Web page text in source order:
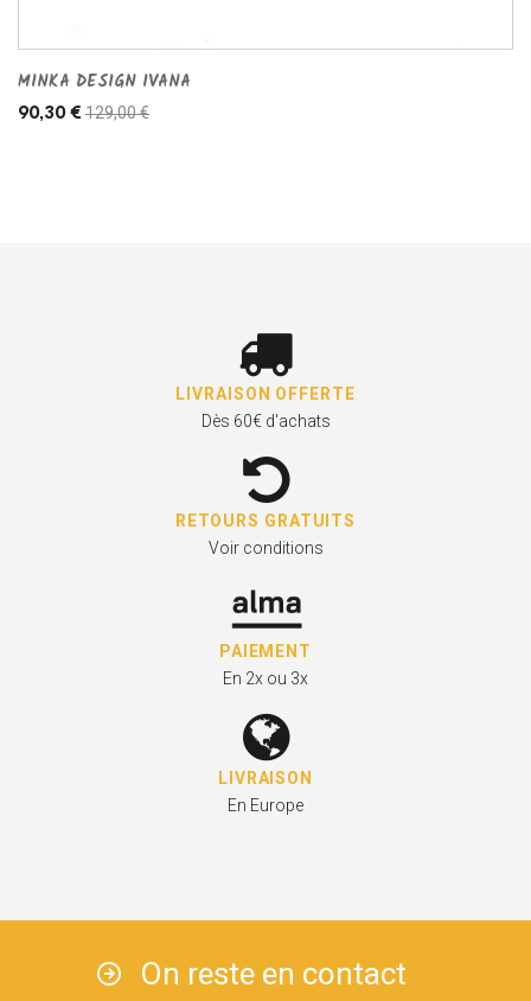
MINKA DESIGN IVANA
90,30 € 129,00 €
LIVRAISON OFFERTE
Dès 60€ d'achats
RETOURS GRATUITS
Voir conditions
PAIEMENT
En 2x ou 3x
LIVRAISON
En Europe
On reste en contact